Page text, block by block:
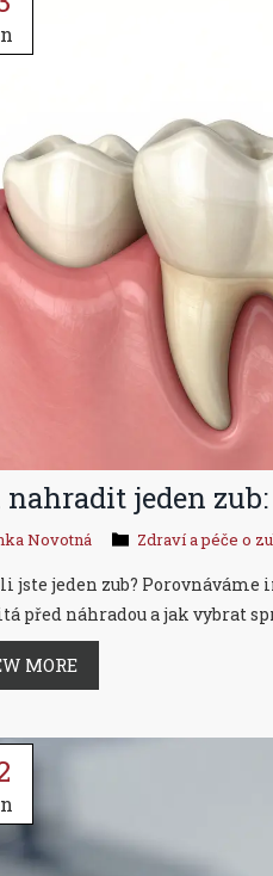
jeden
Novotná Zdraví a péče o
jste jeden zub?
před náhradou a jak vybrat
MORE